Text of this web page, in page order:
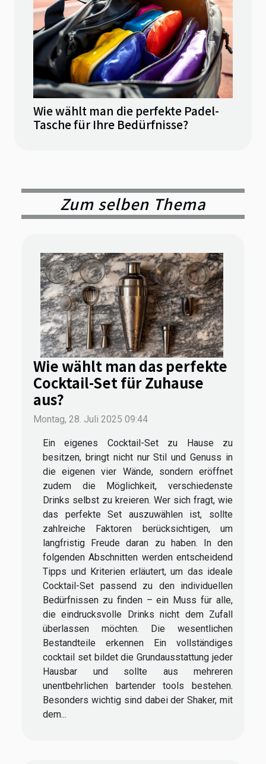
Wie wählt man die perfekte Padel-
Tasche für Ihre Bedürfnisse?
Zum selben Thema
Wie wählt man das perfekte
Cocktail-Set für Zuhause
aus?
Montag, 28. Juli 2025 09:44
Ein eigenes Cocktail-Set zu Hause zu
besitzen, bringt nicht nur Stil und Genuss in
die eigenen vier Wände, sondern eröffnet
zudem die Möglichkeit, verschiedenste
Drinks selbst zu kreieren. Wer sich fragt, wie
das perfekte Set auszuwählen ist, sollte
zahlreiche Faktoren berücksichtigen, um
langfristig Freude daran zu haben. In den
folgenden Abschnitten werden entscheidend
Tipps und Kriterien erläutert, um das ideale
Cocktail-Set passend zu den individuellen
Bedürfnissen zu finden – ein Muss für alle,
die eindrucksvolle Drinks nicht dem Zufall
überlassen möchten. Die wesentlichen
Bestandteile erkennen Ein vollständiges
cocktail set bildet die Grundausstattung jeder
Hausbar und sollte aus mehreren
unentbehrlichen bartender tools bestehen.
Besonders wichtig sind dabei der Shaker, mit
dem...